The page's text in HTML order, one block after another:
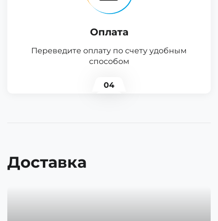
Оплата
Переведите оплату по счету удобным
способом
04
Доставка